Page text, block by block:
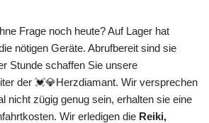
Frage noch heute? Auf Lager hat
nötigen Geräte. Abrufbereit sind sie
Stunde schaffen Sie unsere
der 💓️💎Herzdiamant. Wir versprechen
nicht zügig genug sein, erhalten sie eine
Wir erledigen die Reiki,